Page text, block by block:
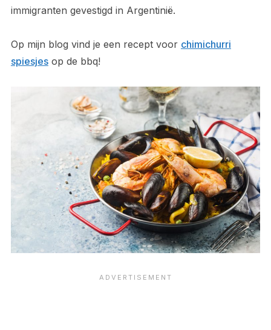
immigranten gevestigd in Argentinië.
Op mijn blog vind je een recept voor chimichurri
spiesjesop de bbq!